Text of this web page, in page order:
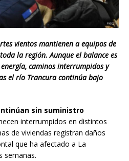
vientos mantienen a equipos de
la región. Aunque el balance es
caminos interrumpidos y
el río Trancura continúa bajo
sin suministro
interrumpidos en distintos
de viviendas registran daños
que ha afectado a La
semanas.